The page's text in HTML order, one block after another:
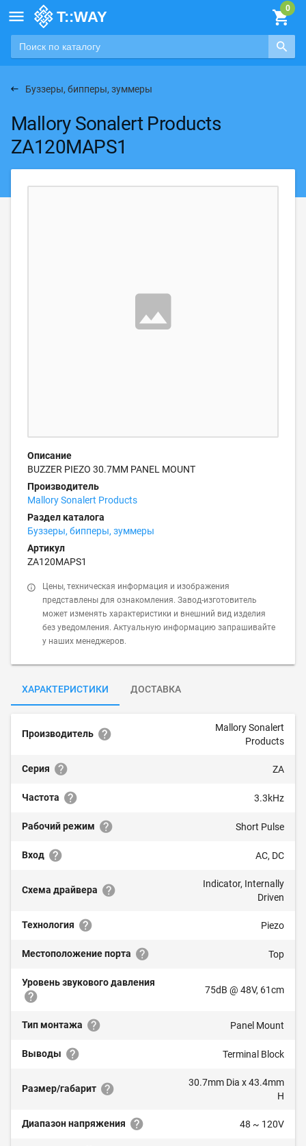

Буззеры, бипперы, зуммеры
Mallory Sonalert Products
ZA120MAPS1
Описание
BUZZER PIEZO 30.7MM PANEL MOUNT
Производитель
Mallory Sonalert Products
Раздел каталога
Буззеры, бипперы, зуммеры
Артикул
ZA120MAPS1
Цены, техническая информация и изображения
представлены для ознакомления. Завод-изготовитель
может изменять характеристики и внешний вид изделия
без уведомления. Актуальную информацию запрашивайте
у наших менеджеров.
ХАРАКТЕРИСТИКИ ДОСТАВКА
Производитель
Mallory Sonalert
Products
Серия ZA
Частота 3.3kHz
Рабочий режим Short Pulse
Вход AC, DC
Схема драйвера
Indicator, Internally
Driven
Технология Piezo
Местоположение порта Top
Уровень звукового давления
75dB @ 48V, 61cm
Тип монтажа Panel Mount
Выводы Terminal Block
Размер/габарит
30.7mm Dia x 43.4mm
H
Диапазон напряжения 48 ~ 120V